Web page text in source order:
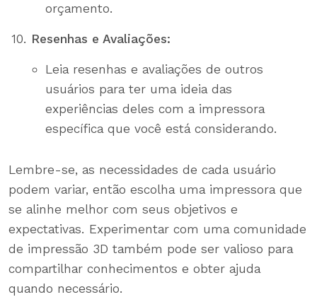
orçamento.
Resenhas e Avaliações:
Leia resenhas e avaliações de outros
usuários para ter uma ideia das
experiências deles com a impressora
específica que você está considerando.
Lembre-se, as necessidades de cada usuário
podem variar, então escolha uma impressora que
se alinhe melhor com seus objetivos e
expectativas. Experimentar com uma comunidade
de impressão 3D também pode ser valioso para
compartilhar conhecimentos e obter ajuda
quando necessário.